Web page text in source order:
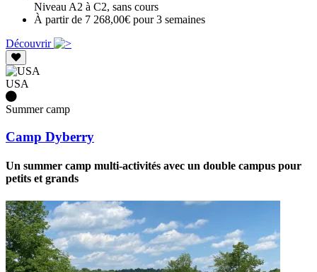
Niveau A2 à C2, sans cours
À partir de 7 268,00€ pour 3 semaines
Découvrir
USA
Summer camp
Camp Dyberry
Un summer camp multi-activités avec un double campus pour
petits et grands